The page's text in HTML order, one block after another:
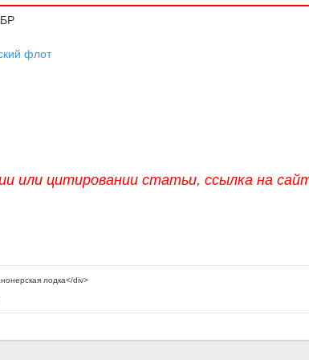
флот
или цитировании статьи, ссылка на